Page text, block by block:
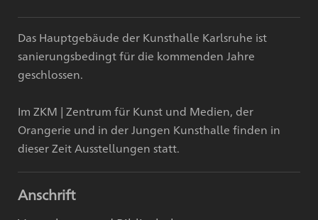
Das Hauptgebäude der Kunsthalle Karlsruhe ist
sanierungsbedingt für die kommenden Jahre
geschlossen.
Im ZKM | Zentrum für Kunst und Medien, der
Orangerie und in der Jungen Kunsthalle finden in
dieser Zeit Ausstellungen statt.
Anschrift